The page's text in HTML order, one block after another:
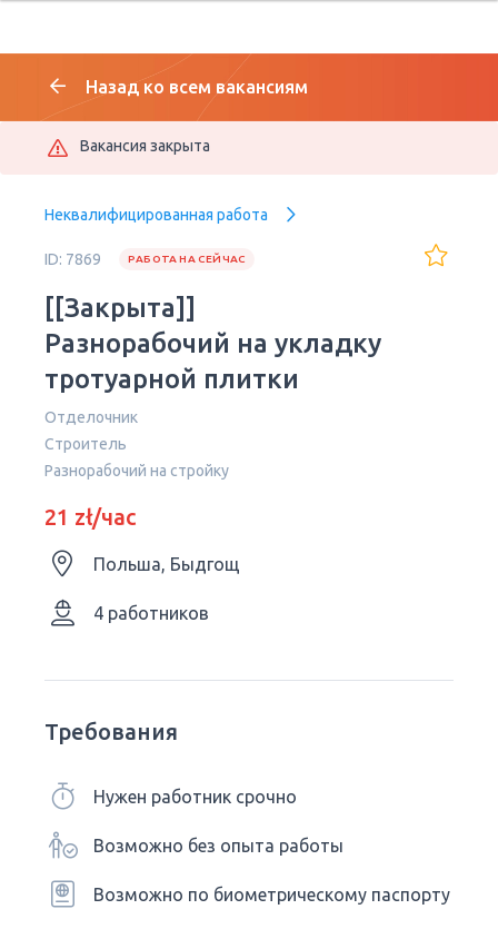
Назад ко всем вакансиям
Вакансия закрыта
Неквалифицированная работа
ID: 7869 РАБОТА НА СЕЙЧАС
[[Закрыта]]
Разнорабочий на укладку
тротуарной плитки
Отделочник
Строитель
Разнорабочий на стройку
21 zł/час
Польша, Быдгощ
4 работников
Требования
Нужен работник срочно
Возможно без опыта работы
Возможно по биометрическому паспорту